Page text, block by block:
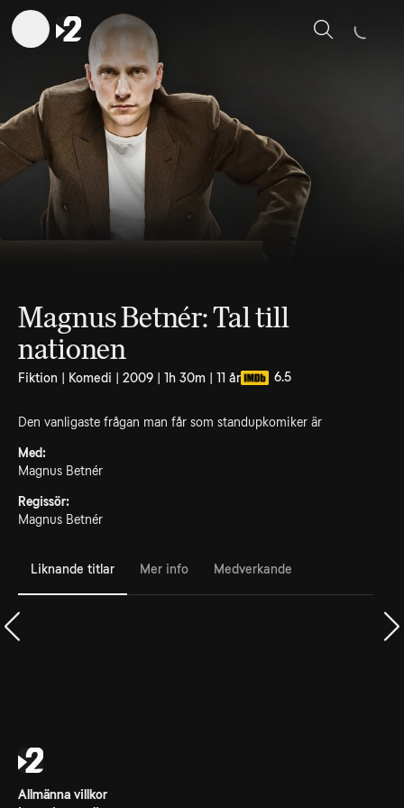
Sök
Magnus Betnér: Tal till
nationen
Fiktion | Komedi | 2009 | 1h 30m | 11 år 6.5
Den vanligaste frågan man får som standupkomiker är
Med:
Magnus Betnér
Regissör:
Magnus Betnér
Liknande titlar Mer info Medverkande
Allmänna villkor